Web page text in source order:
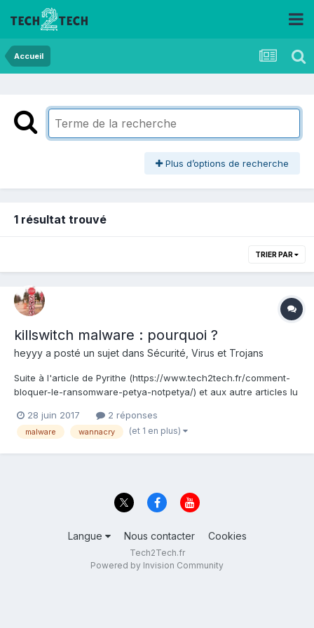
Accueil
Plus d’options de recherche
1 résultat trouvé
TRIER PAR
killswitch malware : pourquoi ?
heyyy a posté un sujet dans Sécurité, Virus et Trojans
Suite à l'article de Pyrithe (https://www.tech2tech.fr/comment-
bloquer-le-ransomware-petya-notpetya/) et aux autre articles lu
demandais quel intérêt avait leur(s) créateur(s) à mettre en
place un dispositif de "killswitch"... Des idé...
28 juin 2017 2 réponses
malware wannacry (et 1 en plus)
Langue Nous contacter Cookies
Tech2Tech.fr
Powered by Invision Community